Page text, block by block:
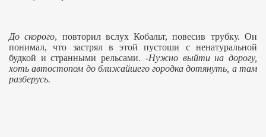
До скорого, повторил вслух Кобальт, повесив трубку. Он
понимал, что застрял в этой пустоши с ненатуральной
будкой и странными рельсами. -Нужно выйти на дорогу,
хоть автостопом до ближайшего городка дотянуть, а там
разберусь.